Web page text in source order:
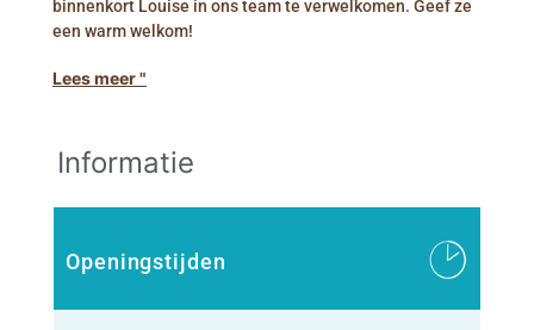
binnenkort Louise in ons team te verwelkomen. Geef ze
een warm welkom!
Lees meer "
Informatie
Openingstijden